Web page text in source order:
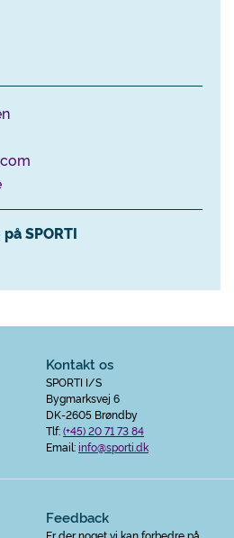
SPORTI
Kontakt os
SPORTI I/S
Bygmarksvej 6
DK-2605 Brøndby
Tlf:(+45) 20 71 73 84
Email:info@sporti.dk
Feedback
Er der noget vi kan forbedre på